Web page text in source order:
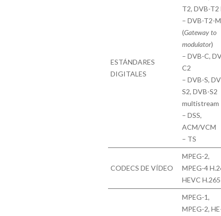
ESTÁNDARES
DIGITALES
T2, DVB-T2
– DVB-T2-
(Gateway to
modulator)
– DVB-C,
C2
– DVB-S,
S2, DVB-S2
multistream
– DSS,
ACM/VCM
– TS
CODECS DE VÍDEO
MPEG-2,
MPEG-4
HEVC H.265
MPEG-1,
MPEG-2,